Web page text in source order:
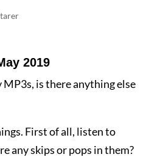
2019
MP3s, is there anything else
First of all, listen to
any skips or pops in them?